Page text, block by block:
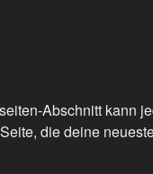
Abschnitt kann
die deine